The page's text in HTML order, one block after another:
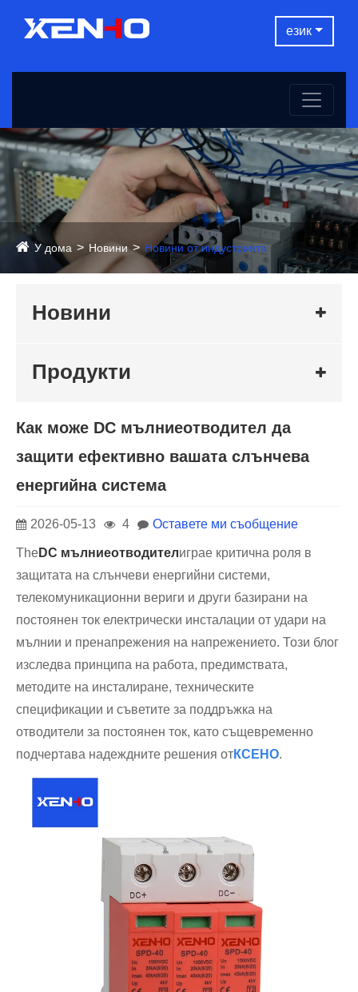
език
У дома Новини Новини от индустрията
Новини
Продукти
Как може DC мълниеотводител да
защити ефективно вашата слънчева
енергийна система
2026-05-13 4 Оставете ми съобщение
TheDC мълниеотводителиграе критична роля в
защитата на слънчеви енергийни системи,
телекомуникационни вериги и други базирани на
постоянен ток електрически инсталации от удари на
мълнии и пренапрежения на напрежението. Този блог
изследва принципа на работа, предимствата,
методите на инсталиране, техническите
спецификации и съветите за поддръжка на
отводители за постоянен ток, като същевременно
подчертава надеждните решения отКСЕНО.